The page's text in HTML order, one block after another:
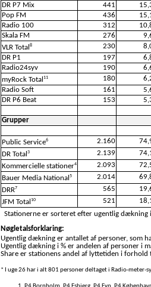
DR P7 Mix
441
Pop FM
436
Radio 100
312
Skala FM
276
VLR Total 8 230
DR P1
197
Radio24syv
190
myRock Total 11 180
Radio Soft
161
DR P6 Beat
153
Grupper
Public Service6 2.160
DR Total 3 2.139
Kommercielle stationer4 2.093
Bauer Media National 5 2.014
DRR7 565
JFM Total 10 521
Stationerne er sorteret efter ugentlig dækning
Nøgletalsforklaring:
Ugentlig dækning er antallet af personer, som
Ugentlig dækning i % er andelen af personer i
Share er stationens andel af lyttetiden i
* I uge 26 har i alt 801 personer deltaget i Radio-meter-